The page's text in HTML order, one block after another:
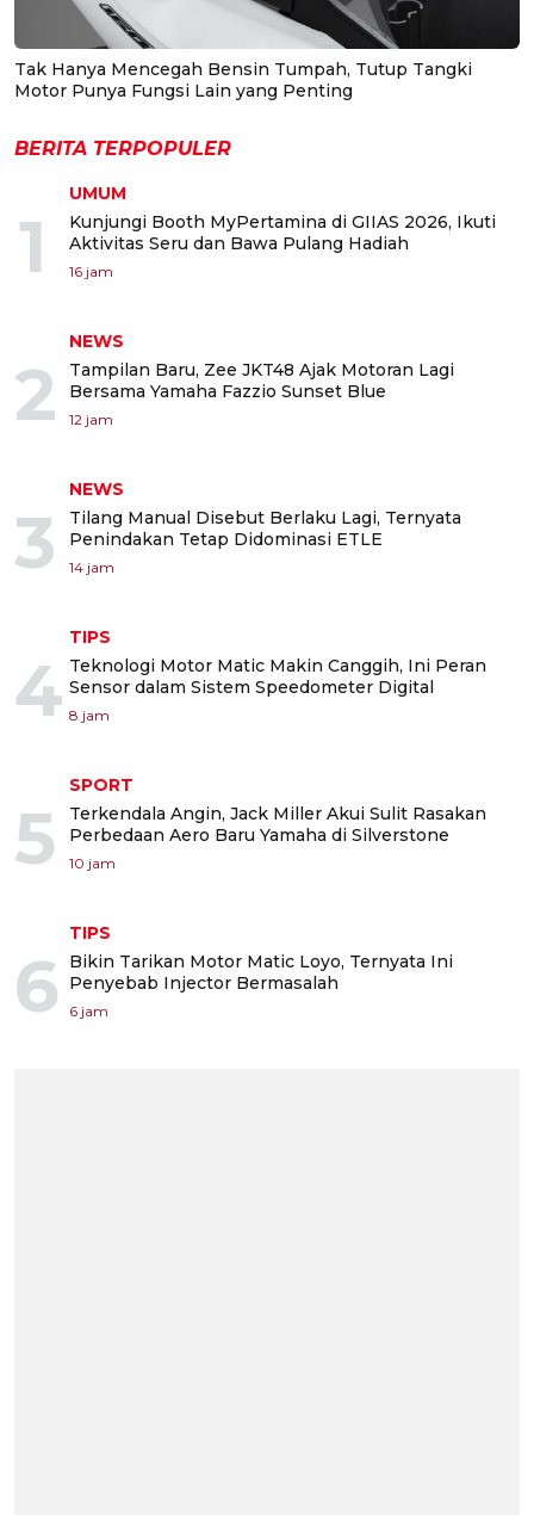
Tak Hanya Mencegah Bensin Tumpah, Tutup Tangki
Motor Punya Fungsi Lain yang Penting
BERITA TERPOPULER
1
UMUM
Kunjungi Booth MyPertamina di GIIAS 2026, Ikuti
Aktivitas Seru dan Bawa Pulang Hadiah
16 jam
2
NEWS
Tampilan Baru, Zee JKT48 Ajak Motoran Lagi
Bersama Yamaha Fazzio Sunset Blue
12 jam
3
NEWS
Tilang Manual Disebut Berlaku Lagi, Ternyata
Penindakan Tetap Didominasi ETLE
14 jam
4
TIPS
Teknologi Motor Matic Makin Canggih, Ini Peran
Sensor dalam Sistem Speedometer Digital
8 jam
5
SPORT
Terkendala Angin, Jack Miller Akui Sulit Rasakan
Perbedaan Aero Baru Yamaha di Silverstone
10 jam
6
TIPS
Bikin Tarikan Motor Matic Loyo, Ternyata Ini
Penyebab Injector Bermasalah
6 jam